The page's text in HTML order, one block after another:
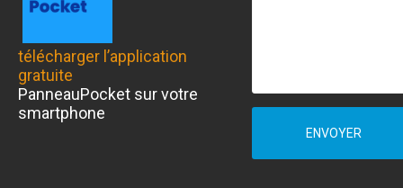
télécharger l’application
gratuite
PanneauPocket sur votre
smartphone
ENVOYER